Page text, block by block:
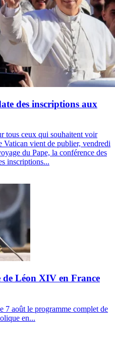
des inscriptions aux
tous ceux qui souhaitent voir
vient de publier, vendredi
du Pape, la conférence des
inscriptions...
Léon XIV en France
7 août le programme complet de
en...